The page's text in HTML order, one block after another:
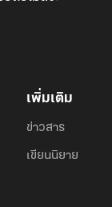
เพิ่มเติม
ข่าวสาร
เขียนนิยาย